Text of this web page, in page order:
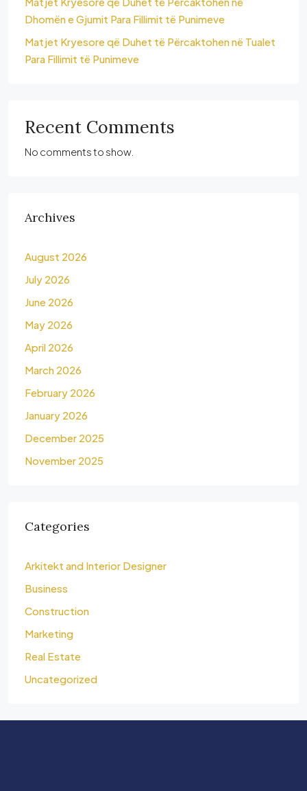
Dhomën e Gjumit Para Fillimit të Punimeve
Matjet Kryesore që Duhet të Përcaktohen në Tualet
Para Fillimit të Punimeve
Recent Comments
No comments to show.
Archives
August 2026
July 2026
June 2026
May 2026
April 2026
March 2026
February 2026
January 2026
December 2025
November 2025
Categories
Arkitekt and Interior Designer
Business
Construction
Marketing
Real Estate
Uncategorized